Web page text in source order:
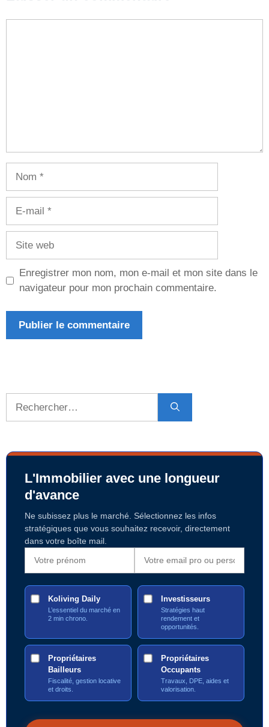
Enregistrer mon nom, mon e-mail et mon site dans le
navigateur pour mon prochain commentaire.
L'Immobilier avec une longueur
d'avance
Ne subissez plus le marché. Sélectionnez les infos
stratégiques que vous souhaitez recevoir, directement
dans votre boîte mail.
Koliving Daily
L’essentiel du marché en
2 min chrono.
Investisseurs
Stratégies haut
rendement et
opportunités.
Propriétaires
Bailleurs
Fiscalité, gestion locative
et droits.
Propriétaires
Occupants
Travaux, DPE, aides et
valorisation.